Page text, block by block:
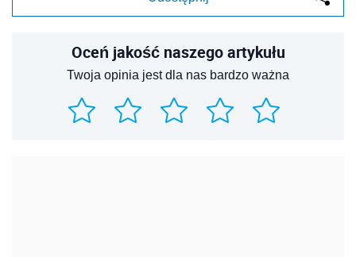
Oceń jakość naszego artykułu
Twoja opinia jest dla nas bardzo ważna